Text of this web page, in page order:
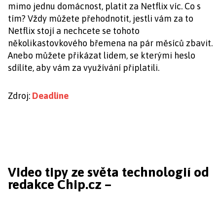
mimo jednu domácnost, platit za Netflix víc. Co s
tím? Vždy můžete přehodnotit, jestli vám za to
Netflix stojí a nechcete se tohoto
několikastovkového břemena na pár měsíců zbavit.
Anebo můžete přikázat lidem, se kterými heslo
sdílíte, aby vám za využívání připlatili.
Zdroj: Deadline
Video tipy ze světa technologií od
redakce Chip.cz –